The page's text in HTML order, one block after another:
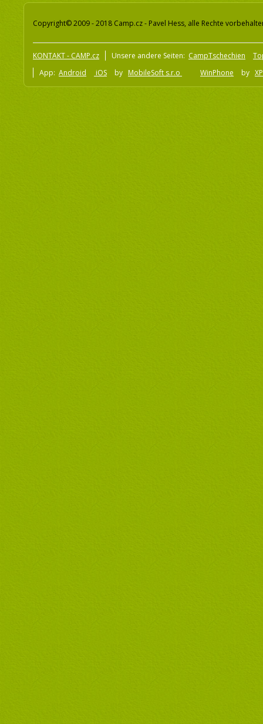
Copyright© 2009 - 2018 Camp.cz - Pavel Hess, alle Rechte
KONTAKT - CAMP.cz Unsere andere Seiten: CampTschechien
App: Android iOS by MobileSoft s.r.o WinPhone by